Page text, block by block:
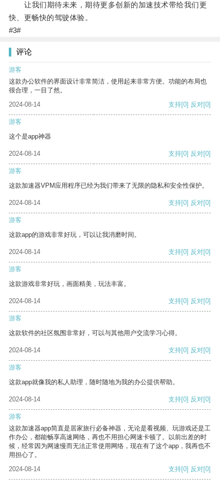
让我们期待未来，期待更多创新的加速技术带给我们更
快、更畅快的驾驶体验。
#3#
评论
游客
这款办公软件的界面设计非常简洁，使用起来非常方便。功能的布局也
很合理，一目了然。
2024-08-14
支持[0] 反对[0]
游客
这个是app神器
2024-08-14 支持[0] 反对[0]
游客
这款加速器VPM应用程序已经为我们带来了无限的隐私和安全性保护。
2024-08-14 支持[0] 反对[0]
游客
这款app的游戏非常好玩，可以让我消磨时间。
2024-08-14 支持[0] 反对[0]
游客
这款游戏非常好玩，画面精美，玩法丰富。
2024-08-14 支持[0] 反对[0]
游客
这款软件的社区氛围非常好，可以与其他用户交流学习心得。
2024-08-14 支持[0] 反对[0]
游客
这款app就像我的私人助理，随时随地为我的办公提供帮助。
2024-08-14 支持[0] 反对[0]
游客
这款加速器app简直是居家旅行必备神器，无论是看视频、玩游戏还是工
作办公，都能畅享高速网络，再也不用担心网速卡顿了。以前出差的时
候，经常因为网速慢而无法正常使用网络，现在有了这个app，我再也不
用担心了。
2024-08-14
支持[0] 反对[0]